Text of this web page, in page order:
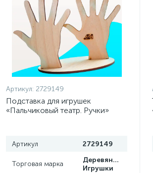
Артикул: 2729149
Подставка для игрушек
«Пальчиковый театр. Ручки»
Артикул 2729149
Торговая марка
Деревянные
Игрушки